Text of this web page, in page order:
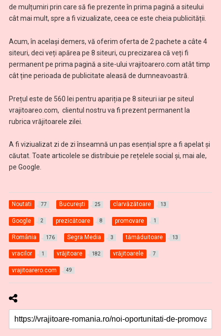
de mulțumiri prin care să fie prezente în prima pagină a siteului
cât mai mult, spre a fi vizualizate, ceea ce este cheia publicității.
Acum, în același demers, vă oferim oferta de 2 pachete a câte 4
siteuri, deci veți apărea pe 8 siteuri, cu precizarea că veți fi
permanent pe prima pagină a site-ului vrajitoarero.com atât timp
cât ține perioada de publicitate aleasă de dumneavoastră.
Prețul este de 560 lei pentru apariția pe 8 siteuri iar pe siteul
vrajitoareo.com, clientul nostru va fi prezent permanent la
rubrica vrăjitoarele zilei.
A fi viziualizat zi de zi înseamnă un pas esențial spre a fi apelat și
căutat. Toate articolele se distribuie pe rețelele social și, mai ale,
pe Google.
Noutati 77 Bucureşti 25 clarvăzătoare 13
Google 2 prezicătoare 8 promovare 1
România 176 Segra Media 3 tămăduitoare 13
vracilor 1 vrăjitoare 182 vrăjitoarele 7
vrajitoarero.com 49